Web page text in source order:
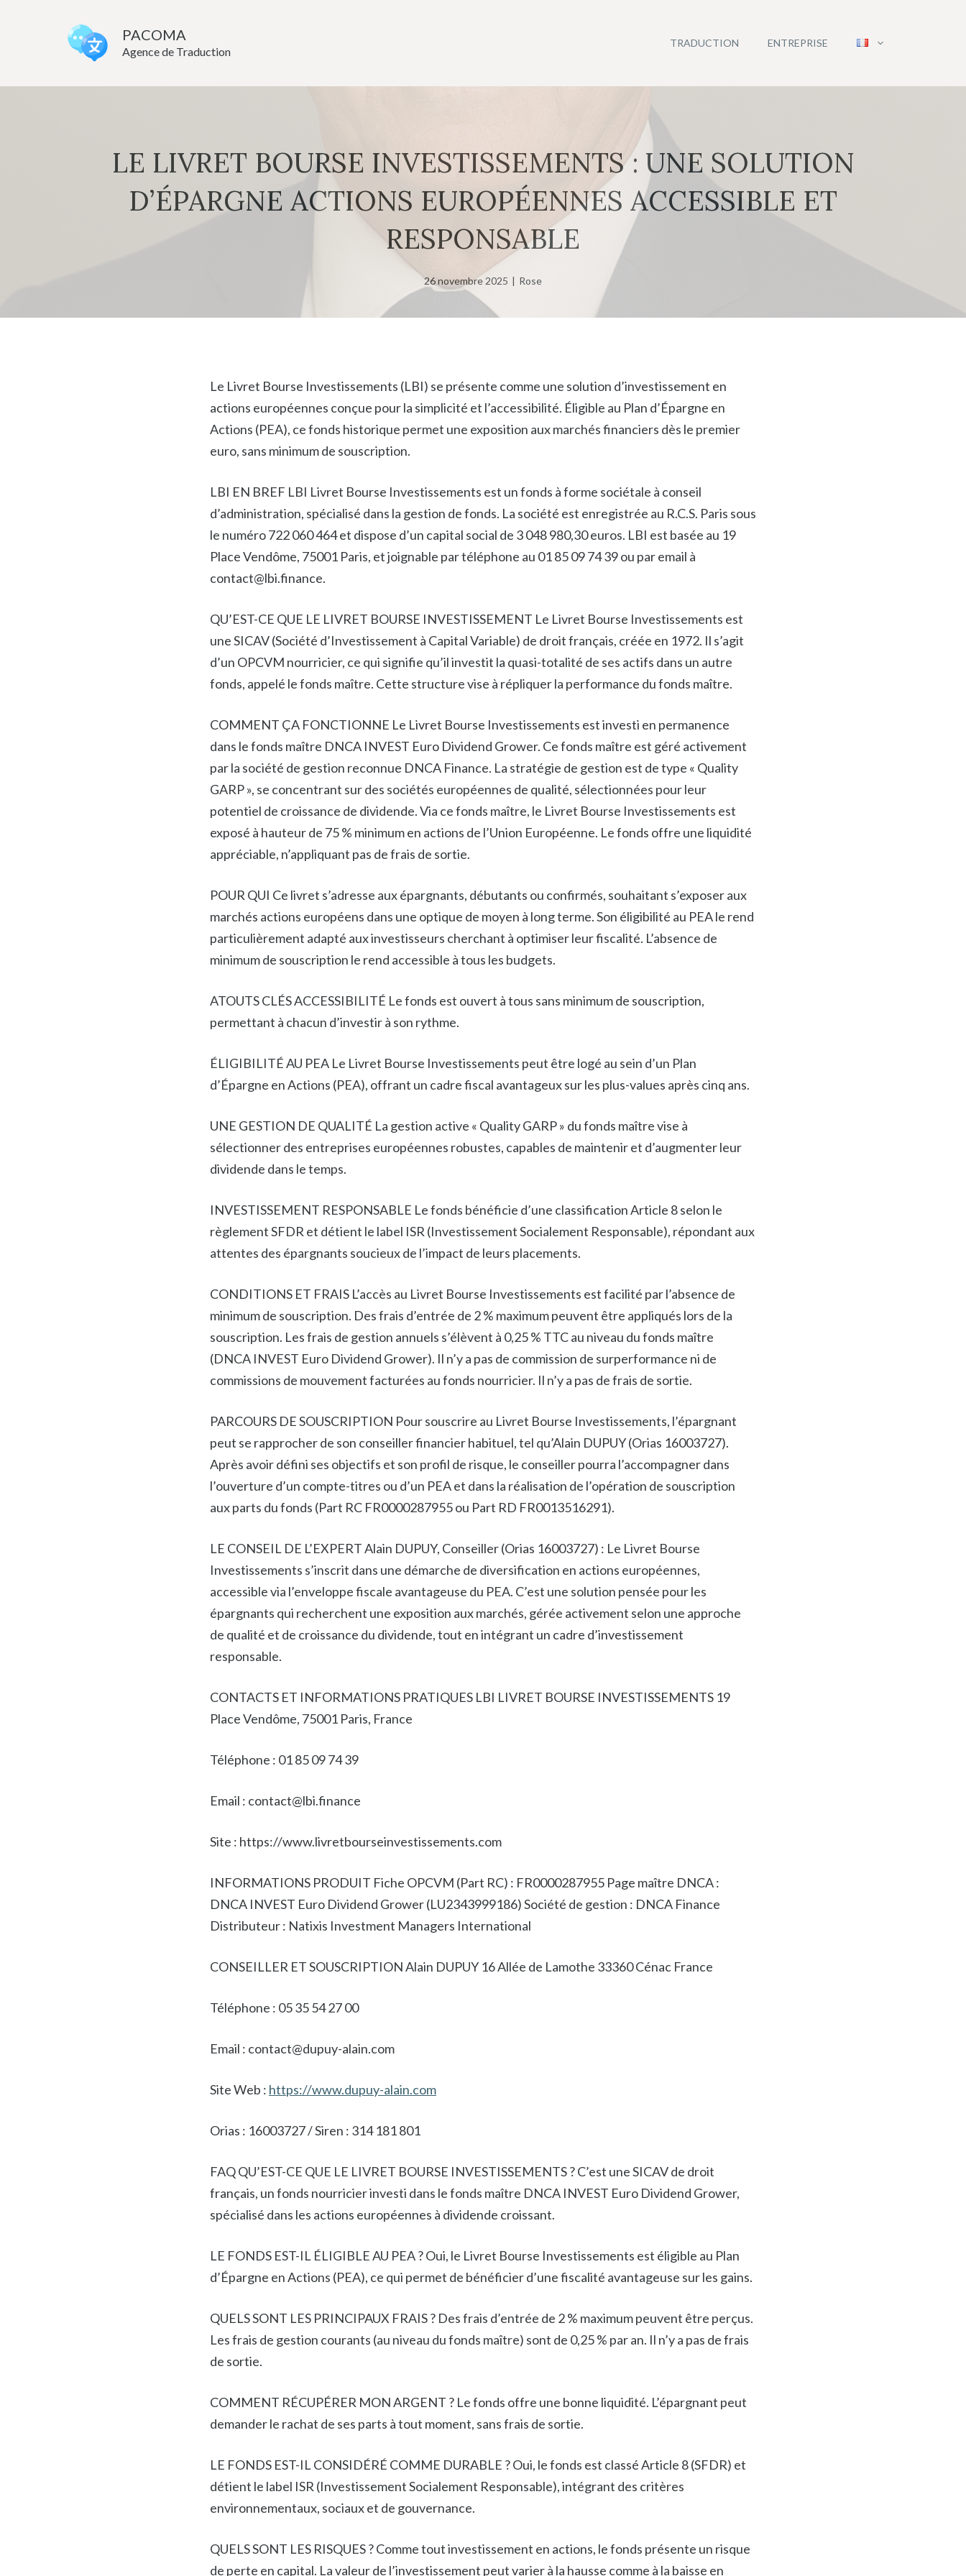
PACOMA
Agence de Traduction
TRADUCTION ENTREPRISE
LE LIVRET BOURSE INVESTISSEMENTS : UNE SOLUTION
D’ÉPARGNE ACTIONS EUROPÉENNES ACCESSIBLE ET
RESPONSABLE
26 novembre 2025 | Rose
Le Livret Bourse Investissements (LBI) se présente comme une solution d’investissement en
actions européennes conçue pour la simplicité et l’accessibilité. Éligible au Plan d’Épargne en
Actions (PEA), ce fonds historique permet une exposition aux marchés financiers dès le premier
euro, sans minimum de souscription.
LBI EN BREF LBI Livret Bourse Investissements est un fonds à forme sociétale à conseil
d’administration, spécialisé dans la gestion de fonds. La société est enregistrée au R.C.S. Paris sous
le numéro 722 060 464 et dispose d’un capital social de 3 048 980,30 euros. LBI est basée au 19
Place Vendôme, 75001 Paris, et joignable par téléphone au 01 85 09 74 39 ou par email à
contact@lbi.finance.
QU’EST-CE QUE LE LIVRET BOURSE INVESTISSEMENT Le Livret Bourse Investissements est
une SICAV (Société d’Investissement à Capital Variable) de droit français, créée en 1972. Il s’agit
d’un OPCVM nourricier, ce qui signifie qu’il investit la quasi-totalité de ses actifs dans un autre
fonds, appelé le fonds maître. Cette structure vise à répliquer la performance du fonds maître.
COMMENT ÇA FONCTIONNE Le Livret Bourse Investissements est investi en permanence
dans le fonds maître DNCA INVEST Euro Dividend Grower. Ce fonds maître est géré activement
par la société de gestion reconnue DNCA Finance. La stratégie de gestion est de type « Quality
GARP », se concentrant sur des sociétés européennes de qualité, sélectionnées pour leur
potentiel de croissance de dividende. Via ce fonds maître, le Livret Bourse Investissements est
exposé à hauteur de 75 % minimum en actions de l’Union Européenne. Le fonds offre une liquidité
appréciable, n’appliquant pas de frais de sortie.
POUR QUI Ce livret s’adresse aux épargnants, débutants ou confirmés, souhaitant s’exposer aux
marchés actions européens dans une optique de moyen à long terme. Son éligibilité au PEA le rend
particulièrement adapté aux investisseurs cherchant à optimiser leur fiscalité. L’absence de
minimum de souscription le rend accessible à tous les budgets.
ATOUTS CLÉS ACCESSIBILITÉ Le fonds est ouvert à tous sans minimum de souscription,
permettant à chacun d’investir à son rythme.
ÉLIGIBILITÉ AU PEA Le Livret Bourse Investissements peut être logé au sein d’un Plan
d’Épargne en Actions (PEA), offrant un cadre fiscal avantageux sur les plus-values après cinq ans.
UNE GESTION DE QUALITÉ La gestion active « Quality GARP » du fonds maître vise à
sélectionner des entreprises européennes robustes, capables de maintenir et d’augmenter leur
dividende dans le temps.
INVESTISSEMENT RESPONSABLE Le fonds bénéficie d’une classification Article 8 selon le
règlement SFDR et détient le label ISR (Investissement Socialement Responsable), répondant aux
attentes des épargnants soucieux de l’impact de leurs placements.
CONDITIONS ET FRAIS L’accès au Livret Bourse Investissements est facilité par l’absence de
minimum de souscription. Des frais d’entrée de 2 % maximum peuvent être appliqués lors de la
souscription. Les frais de gestion annuels s’élèvent à 0,25 % TTC au niveau du fonds maître
(DNCA INVEST Euro Dividend Grower). Il n’y a pas de commission de surperformance ni de
commissions de mouvement facturées au fonds nourricier. Il n’y a pas de frais de sortie.
PARCOURS DE SOUSCRIPTION Pour souscrire au Livret Bourse Investissements, l’épargnant
peut se rapprocher de son conseiller financier habituel, tel qu’Alain DUPUY (Orias 16003727).
Après avoir défini ses objectifs et son profil de risque, le conseiller pourra l’accompagner dans
l’ouverture d’un compte-titres ou d’un PEA et dans la réalisation de l’opération de souscription
aux parts du fonds (Part RC FR0000287955 ou Part RD FR0013516291).
LE CONSEIL DE L’EXPERT Alain DUPUY, Conseiller (Orias 16003727) : Le Livret Bourse
Investissements s’inscrit dans une démarche de diversification en actions européennes,
accessible via l’enveloppe fiscale avantageuse du PEA. C’est une solution pensée pour les
épargnants qui recherchent une exposition aux marchés, gérée activement selon une approche
de qualité et de croissance du dividende, tout en intégrant un cadre d’investissement
responsable.
CONTACTS ET INFORMATIONS PRATIQUES LBI LIVRET BOURSE INVESTISSEMENTS 19
Place Vendôme, 75001 Paris, France
Téléphone : 01 85 09 74 39
Email : contact@lbi.finance
Site : https://www.livretbourseinvestissements.com
INFORMATIONS PRODUIT Fiche OPCVM (Part RC) : FR0000287955 Page maître DNCA :
DNCA INVEST Euro Dividend Grower (LU2343999186) Société de gestion : DNCA Finance
Distributeur : Natixis Investment Managers International
CONSEILLER ET SOUSCRIPTION Alain DUPUY 16 Allée de Lamothe 33360 Cénac France
Téléphone : 05 35 54 27 00
Email : contact@dupuy-alain.com
Site Web : https://www.dupuy-alain.com
Orias : 16003727 / Siren : 314 181 801
FAQ QU’EST-CE QUE LE LIVRET BOURSE INVESTISSEMENTS ? C’est une SICAV de droit
français, un fonds nourricier investi dans le fonds maître DNCA INVEST Euro Dividend Grower,
spécialisé dans les actions européennes à dividende croissant.
LE FONDS EST-IL ÉLIGIBLE AU PEA ? Oui, le Livret Bourse Investissements est éligible au Plan
d’Épargne en Actions (PEA), ce qui permet de bénéficier d’une fiscalité avantageuse sur les gains.
QUELS SONT LES PRINCIPAUX FRAIS ? Des frais d’entrée de 2 % maximum peuvent être perçus.
Les frais de gestion courants (au niveau du fonds maître) sont de 0,25 % par an. Il n’y a pas de frais
de sortie.
COMMENT RÉCUPÉRER MON ARGENT ? Le fonds offre une bonne liquidité. L’épargnant peut
demander le rachat de ses parts à tout moment, sans frais de sortie.
LE FONDS EST-IL CONSIDÉRÉ COMME DURABLE ? Oui, le fonds est classé Article 8 (SFDR) et
détient le label ISR (Investissement Socialement Responsable), intégrant des critères
environnementaux, sociaux et de gouvernance.
QUELS SONT LES RISQUES ? Comme tout investissement en actions, le fonds présente un risque
de perte en capital. La valeur de l’investissement peut varier à la hausse comme à la baisse en